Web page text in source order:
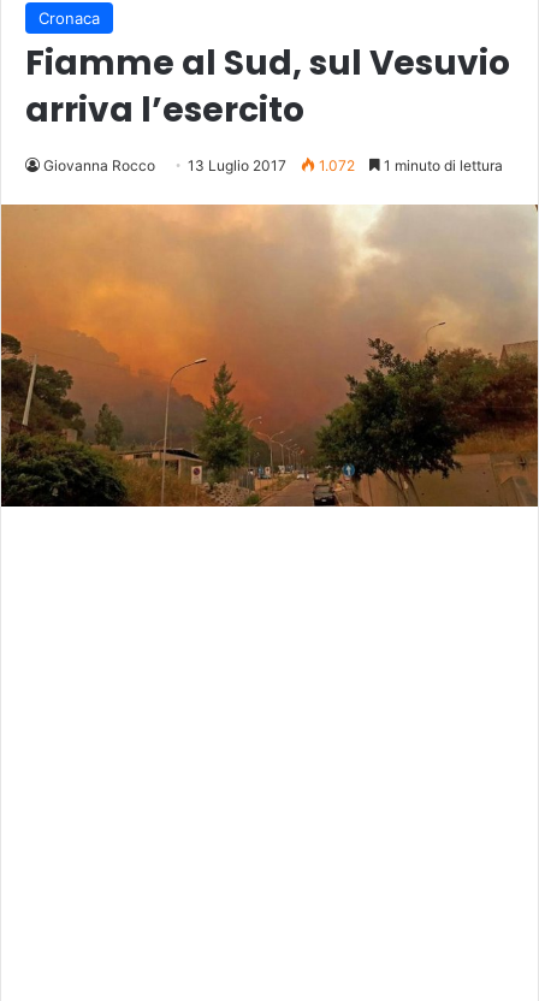
Cronaca
Fiamme al Sud, sul Vesuvio
arriva l’esercito
Giovanna Rocco 13 Luglio 2017 1.072 1 minuto di lettura